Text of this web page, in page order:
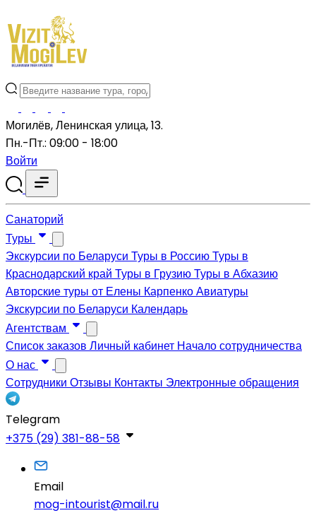
Могилёв, Ленинская улица, 13.
Пн.-Пт.: 09:00 - 18:00
Войти
Санаторий
Туры
Экскурсии по Беларуси Туры в РоссиюТуры в
Краснодарский край Туры в ГрузиюТуры в Абхазию
Авторские туры от Елены КарпенкоАвиатуры
Экскурсии по Беларуси Календарь
Агентствам
Список заказов Личный кабинет Начало сотрудничества
О нас
Сотрудники Отзывы Контакты Электронные обращения
Telegram
+375 (29) 381-88-58
Email
mog-intourist@mail.ru